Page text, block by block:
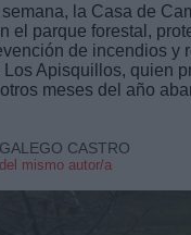
semana, la Casa de
el parque forestal,
de incendios y
Los Apisquillos, quien
meses del año
CASTRO
mismo autor/a